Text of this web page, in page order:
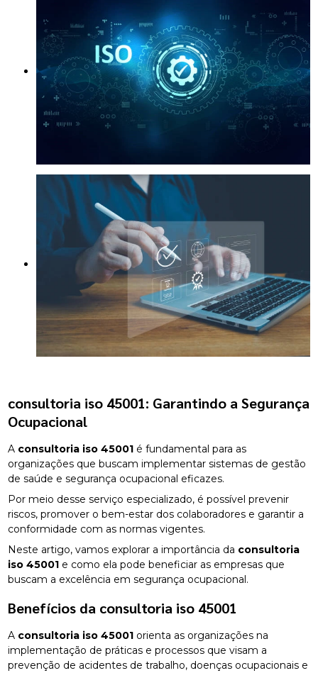
consultoria iso 45001: Garantindo a Segurança
Ocupacional
A consultoria iso 45001 é fundamental para as
organizações que buscam implementar sistemas de gestão
de saúde e segurança ocupacional eficazes.
Por meio desse serviço especializado, é possível prevenir
riscos, promover o bem-estar dos colaboradores e garantir a
conformidade com as normas vigentes.
Neste artigo, vamos explorar a importância da consultoria
iso 45001 e como ela pode beneficiar as empresas que
buscam a excelência em segurança ocupacional.
Benefícios da consultoria iso 45001
A consultoria iso 45001 orienta as organizações na
implementação de práticas e processos que visam a
prevenção de acidentes de trabalho, doenças ocupacionais e